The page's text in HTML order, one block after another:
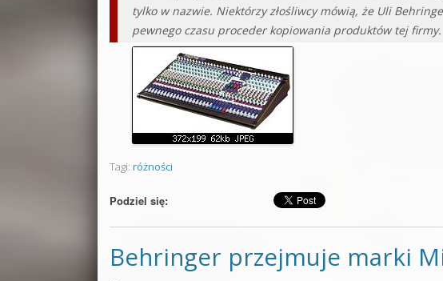
tylko w nazwie. Niektórzy złośliwcy mówią, że Uli
pewnego czasu proceder kopiowania produktów tej firmy.
Tagi: różności
Podziel się:
Behringer przejmuje marki